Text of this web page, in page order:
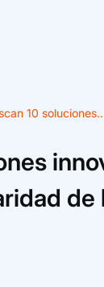
10
de